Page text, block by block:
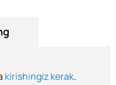
kirishingiz kerak.